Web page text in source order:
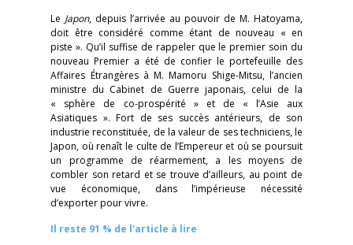
Le Japon, depuis l’arrivée au pouvoir de M. Hatoyama,
doit être considéré comme étant de nouveau « en
piste ». Qu’il suffise de rappeler que le premier soin du
nouveau Premier a été de confier le portefeuille des
Affaires Étrangères à M. Mamoru Shige-Mitsu, l’ancien
ministre du Cabinet de Guerre japonais, celui de la
« sphère de co-prospérité » et de « l’Asie aux
Asiatiques ». Fort de ses succès antérieurs, de son
industrie reconstituée, de la valeur de ses techniciens, le
Japon, où renaît le culte de l’Empereur et où se poursuit
un programme de réarmement, a les moyens de
combler son retard et se trouve d’ailleurs, au point de
vue économique, dans l’impérieuse nécessité
d’exporter pour vivre.
Il reste 91 % de l'article à lire